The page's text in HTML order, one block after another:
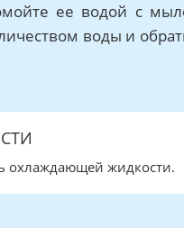
ее водой с
воды и
охлаждающей жидкости.